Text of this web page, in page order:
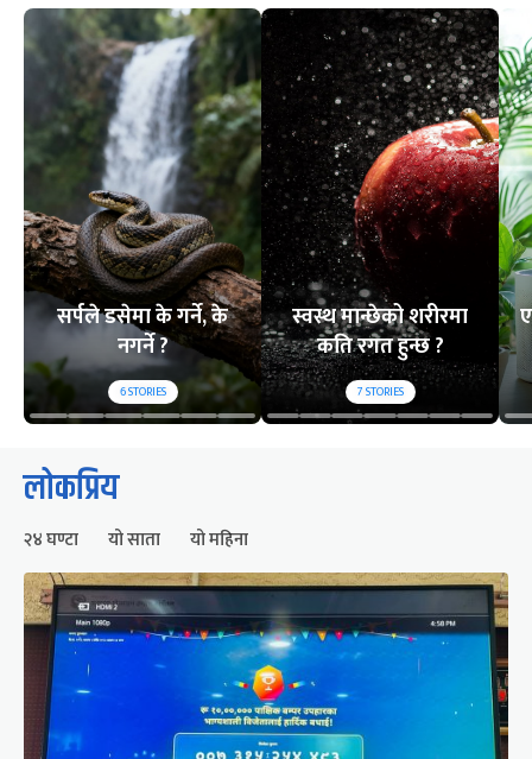
सर्पले डसेमा के गर्ने, के
नगर्ने ?
6STORIES
स्वस्थ मान्छेको शरीरमा
कति रगत हुन्छ ?
7STORIES
लोकप्रिय
२४ घण्टा यो साता यो महिना